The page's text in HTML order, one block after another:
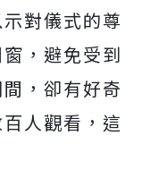
對儀式的尊
，避免受到
，卻有好奇
人觀看，這